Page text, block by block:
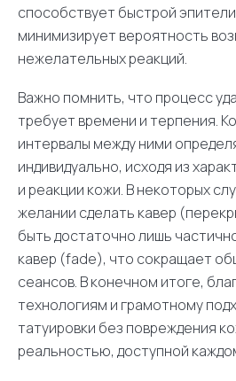
способствует быстрой
минимизирует вероятность
нежелательных реакций.
Важно помнить, что процесс
требует времени и терпения.
интервалы между ними
индивидуально, исходя из
и реакции кожи. В некоторых
желании сделать кавер
быть достаточно лишь
кавер (fade), что сокращает
сеансов. В конечном итоге,
технологиям и грамотному
татуировки без повреждения
реальностью, доступной